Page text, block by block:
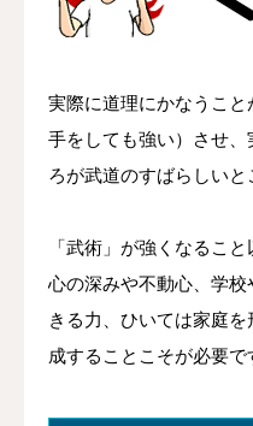
実際に道理にかなうこ
手をしても強い）させ、
ろが武道のすばらしいと
「武術」が強くなるこ
心の深みや不動心、学
きる力、ひいては家庭
成することこそが必要で